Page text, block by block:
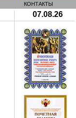
КОНТАКТЫ
07.08.26